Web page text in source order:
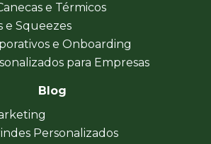
e Térmicos
e Squeezes
e Onboarding
para Empresas
Blog
Personalizados